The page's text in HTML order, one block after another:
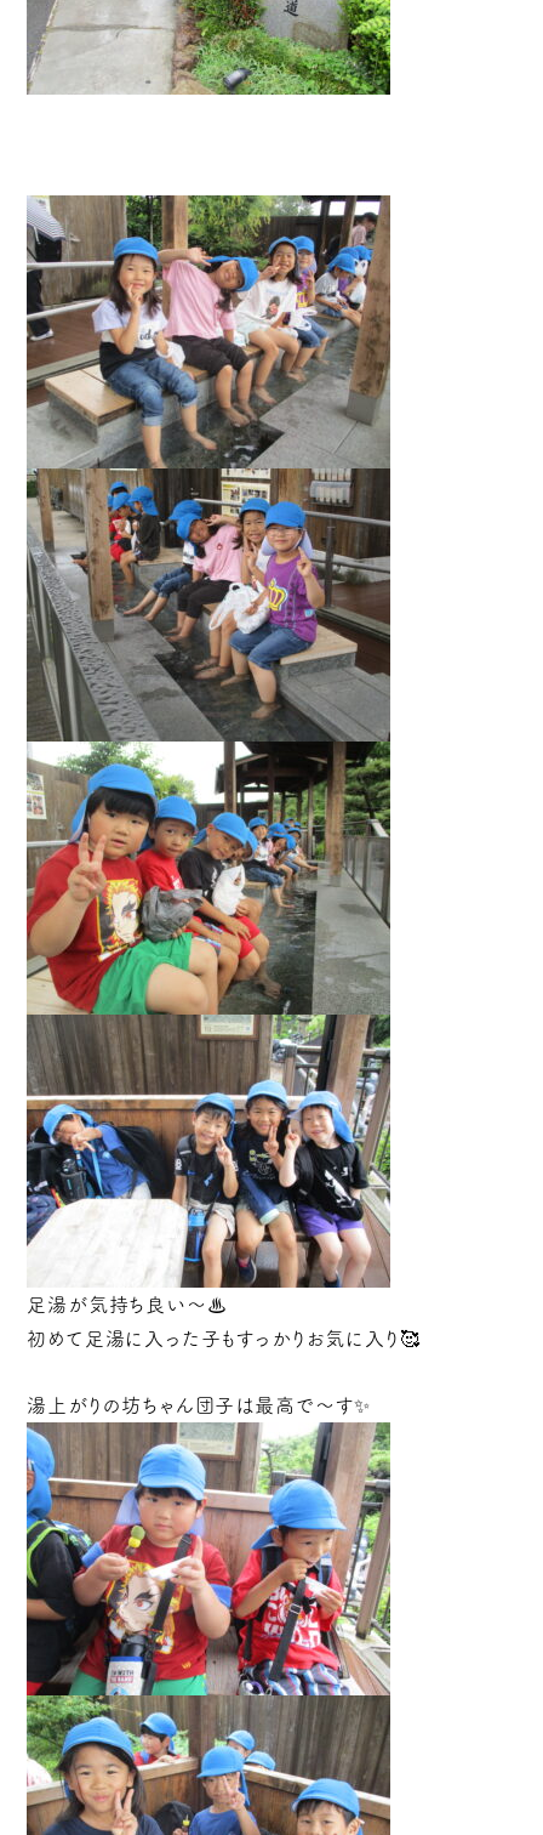
足湯が気持ち良い～♨
初めて足湯に入った子もすっかりお気に入り🥰
湯上がりの坊ちゃん団子は最高で～す✨